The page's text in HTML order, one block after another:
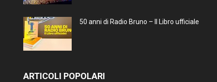
50 anni di Radio Bruno – Il Libro ufficiale
ARTICOLI POPOLARI